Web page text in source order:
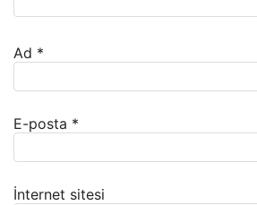
Ad *
E-posta *
İnternet sitesi